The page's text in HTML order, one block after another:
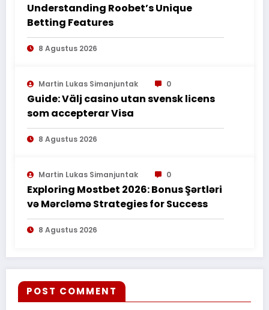
Understanding Roobet’s Unique
Betting Features
8 Agustus 2026
Martin Lukas Simanjuntak 0
Guide: Välj casino utan svensk licens
som accepterar Visa
8 Agustus 2026
Martin Lukas Simanjuntak 0
Exploring Mostbet 2026: Bonus Şərtləri
və Mərcləmə Strategies for Success
8 Agustus 2026
POST COMMENT